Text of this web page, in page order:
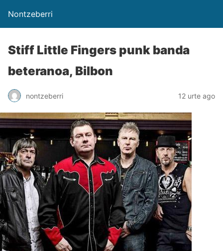
Nontzeberri
Stiff Little Fingers punk banda
beteranoa, Bilbon
nontzeberri 12 urte ago